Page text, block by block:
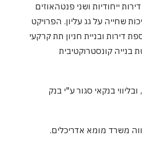
הפרויקט כולל 4 דירות ייחודיות ושני פנטהאוזים
שחייה על גג עליון. הפרויקט
דירות ובניית חניון תת קרקעי
בנייה קונסטרוקטיבית
בנקאי סגור ע"י בנק
משרד מומא אדריכלים.